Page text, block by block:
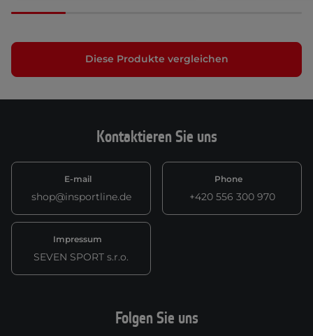
Diese Produkte vergleichen
Kontaktieren Sie uns
E-mail
shop@insportline.de
Phone
+420 556 300 970
Impressum
SEVEN SPORT s.r.o.
Folgen Sie uns